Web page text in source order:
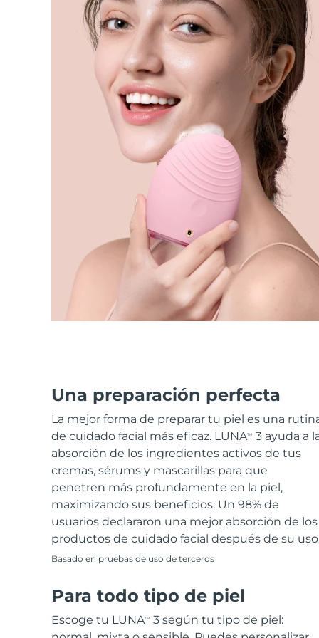
Una preparación perfecta
La mejor forma de preparar tu piel es una
de cuidado facial más eficaz. LUNATM
3 ayuda a
absorción de los ingredientes activos de tus
cremas, sérums y mascarillas para que
penetren más profundamente en la piel,
maximizando sus beneficios. Un 98% de
usuarios declararon una mejor absorción de los
productos de cuidado facial después de su
Basado en pruebas de uso de terceros
Para todo tipo de piel
Escoge tu LUNATM
3 según tu tipo de piel: